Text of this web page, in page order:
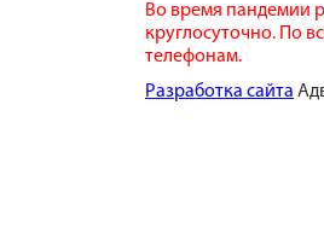
Во время пандемии
круглосуточно. По
телефонам.
​Разработка сайта